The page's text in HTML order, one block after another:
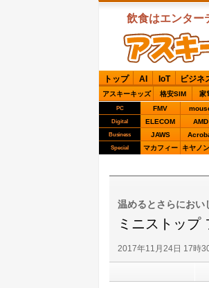
飲食はエンター
ASCIIグルメ
トップ AI IoT ビジネ
アスキーキッズ 格安SIM 家
PC FMV
Digital ELECOM AMD
Business JAWS
Special マカフィー キヤノ
温めるとさらにおい
ミニストップ
2017年11月24日 17時